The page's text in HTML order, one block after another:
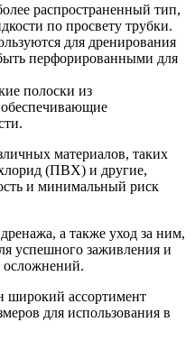
распространенный тип,
по просвету трубки.
для дренирования
перфорированными для
полоски из
материалов, таких
(ПВХ) и другие,
и минимальный риск
а также уход за ним,
успешного заживления и
широкий ассортимент
для использования в